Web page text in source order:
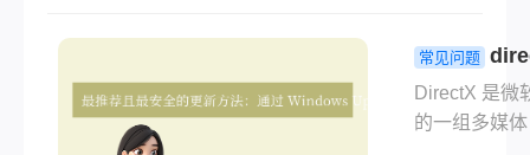
统错误导致
么缺少dll文
办呢？以下
见原因及对
常见问题
么更新？全
南与实用方
DirectX 是微
的一组多媒体